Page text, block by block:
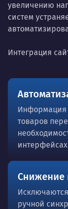
увеличению
систем
Интеграция
Информация
товаров
Снижение
ручной